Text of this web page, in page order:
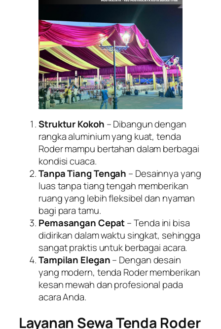
Struktur Kokoh – Dibangun dengan
rangka aluminium yang kuat, tenda
Roder mampu bertahan dalam berbagai
kondisi cuaca.
Tanpa Tiang Tengah – Desainnya yang
luas tanpa tiang tengah memberikan
ruang yang lebih fleksibel dan nyaman
bagi para tamu.
Pemasangan Cepat– Tenda ini bisa
didirikan dalam waktu singkat, sehingga
sangat praktis untuk berbagai acara.
Tampilan Elegan– Dengan desain
yang modern, tenda Roder memberikan
kesan mewah dan profesional pada
acara Anda.
Layanan Sewa Tenda Roder